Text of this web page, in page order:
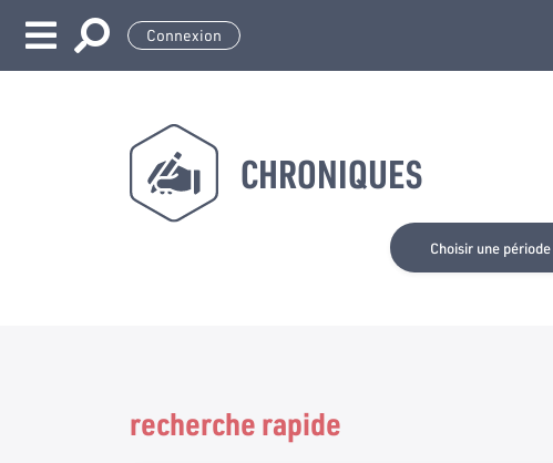
Connexion
CHRONIQUES
Choisir une période
recherche rapide